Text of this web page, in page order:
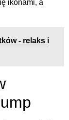
ikonami, a
- relaks i